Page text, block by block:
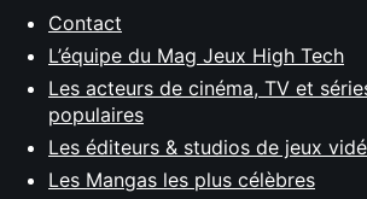
Contact
L’équipe du Mag Jeux High Tech
Les acteurs de cinéma, TV et
populaires
Les éditeurs & studios de jeux
Les Mangas les plus célèbres